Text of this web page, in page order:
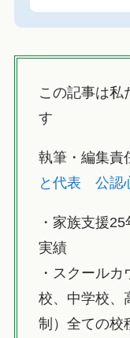
この記事は私
す
執筆・編集責
と代表 公認
・家族支援
実績
・スクール
校、中学校、
制）全ての校